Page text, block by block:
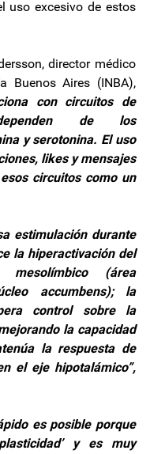
uso excesivo de estos
director médico
Buenos Aires (INBA),
con circuitos de
de los
y serotonina. El uso
likes y mensajes
circuitos como un
estimulación durante
la hiperactivación del
mesolímbico (área
accumbens); la
control sobre la
la capacidad
la respuesta de
el eje hipotalámico”,
es posible porque
y es muy